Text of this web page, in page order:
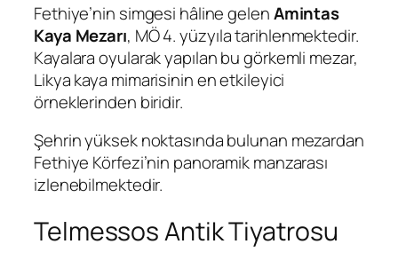
Fethiye’nin simgesi hâline gelenAmintas
Kaya Mezarı, MÖ 4. yüzyıla tarihlenmektedir.
Kayalara oyularak yapılan bu görkemli mezar,
Likya kaya mimarisinin en etkileyici
örneklerinden biridir.
Şehrin yüksek noktasında bulunan mezardan
Fethiye Körfezi’nin panoramik manzarası
izlenebilmektedir.
Telmessos Antik Tiyatrosu